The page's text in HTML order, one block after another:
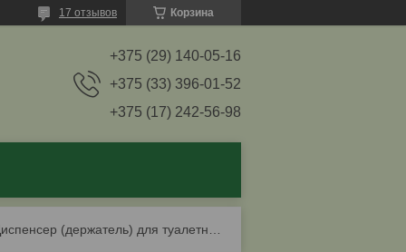
Корзина
17 отзывов
+375 (29) 140-05-16
+375 (33) 396-01-52
+375 (17) 242-56-98